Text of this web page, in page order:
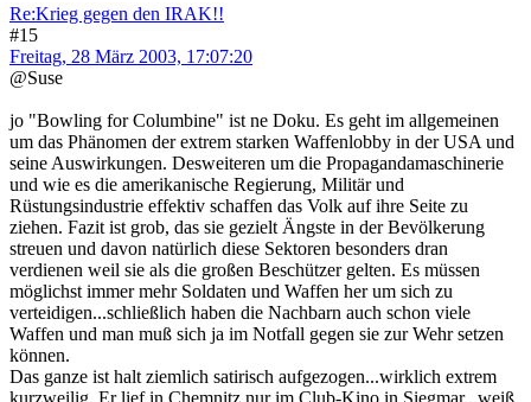
Re:Krieg gegen den IRAK!!
#15
Freitag, 28 März 2003, 17:07:20
@Suse
jo "Bowling for Columbine" ist ne Doku. Es geht im allgemeinen
um das Phänomen der extrem starken Waffenlobby in der USA und
seine Auswirkungen. Desweiteren um die Propagandamaschinerie
und wie es die amerikanische Regierung, Militär und
Rüstungsindustrie effektiv schaffen das Volk auf ihre Seite zu
ziehen. Fazit ist grob, das sie gezielt Ängste in der Bevölkerung
streuen und davon natürlich diese Sektoren besonders dran
verdienen weil sie als die großen Beschützer gelten. Es müssen
möglichst immer mehr Soldaten und Waffen her um sich zu
verteidigen...schließlich haben die Nachbarn auch schon viele
Waffen und man muß sich ja im Notfall gegen sie zur Wehr setzen
können.
Das ganze ist halt ziemlich satirisch aufgezogen...wirklich extrem
kurzweilig. Er lief in Chemnitz nur im Club-Kino in Siegmar...weiß